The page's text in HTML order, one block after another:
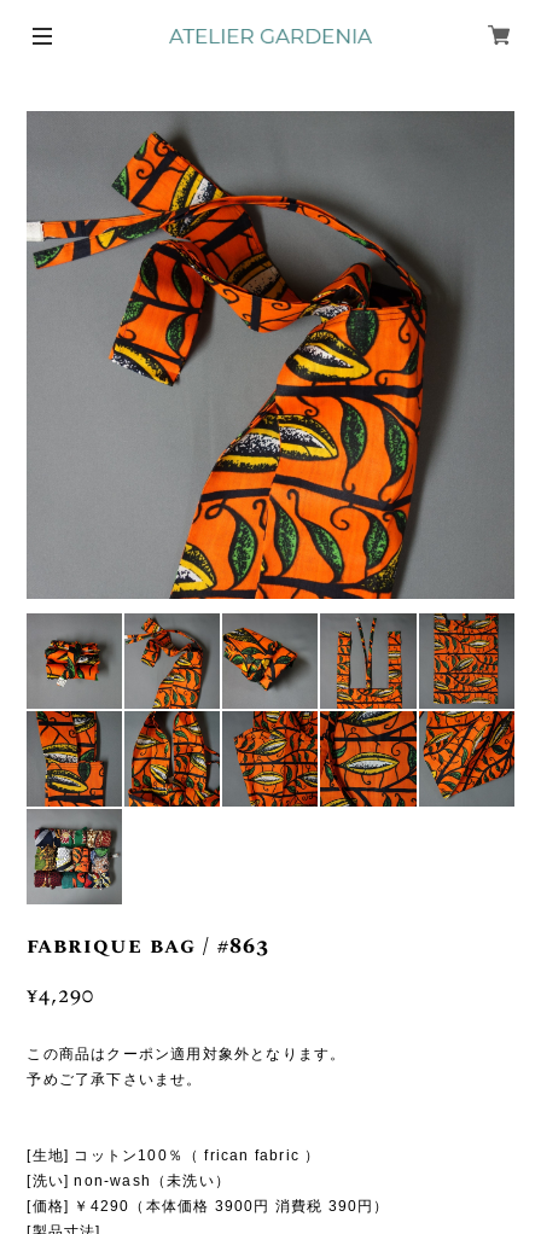
fabrique bag / #863
¥4,290
この商品はクーポン適用対象外となります。
予めご了承下さいませ。
[生地] コットン100％（ frican fabric ）
[洗い] non-wash（未洗い）
[価格] ￥4290（本体価格 3900円 消費税 390円）